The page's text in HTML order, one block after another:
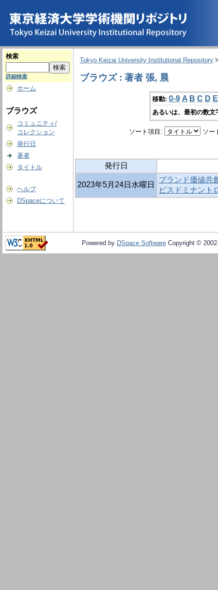
検索
詳細検索
ホーム
ブラウズ
コミュニティ/
コレクション
発行日
著者
タイトル
ヘルプ
DSpaceについて
Tokyo Keizai University Institutional Repository
ブラウズ : 著者 張, 晨
移動: 0-9 A B C D E
あるいは、最初の数
ソート項目: ソー
発行日
2023年5月24日水曜日
ブランド価値共
ビスドミナント
Powered by DSpace Software Copyright ©